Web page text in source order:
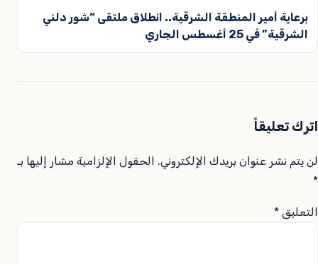
برعاية أمير المنطقة الشرقية.. انطلاق ملتقى “شور دلني
الشرقية” في 25 أغسطس الجاري
اترك تعليقاً
لن يتم نشر عنوان بريدك الإلكتروني. الحقول الإلزامية مشار إليها بـ
*
التعليق *